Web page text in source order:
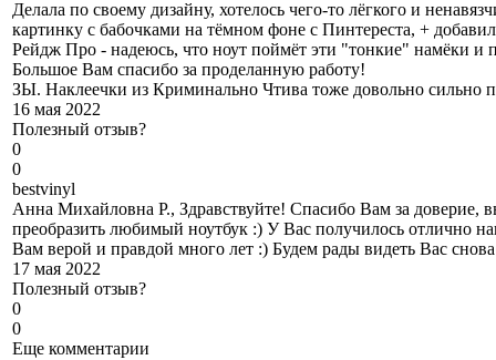
Делала по своему дизайну, хотелось чего-то лёгкого и
картинку с бабочками на тёмном фоне с Пинтереста, +
Рейдж Про - надеюсь, что ноут поймёт эти "тонкие" намёки и
Большое Вам спасибо за проделанную работу!
ЗЫ. Наклеечки из Криминально Чтива тоже довольно сильно
16 мая 2022
Полезный отзыв?
0
0
bestvinyl
Анна Михайловна Р., Здравствуйте! Спасибо Вам за
преобразить любимый ноутбук :) У Вас получилось отлично
Вам верой и правдой много лет :) Будем рады видеть Вас
17 мая 2022
Полезный отзыв?
0
0
Еще комментарии